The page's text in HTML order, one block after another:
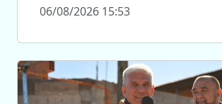
06/08/2026 15:53